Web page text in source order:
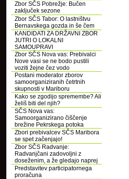
Zbor SČS Pobrežje: Bučen
zaključek sezone
Zbor SČS Tabor: O lastništvu
Bernavskega gozda in še čem
KANDIDATI ZA DRŽAVNI ZBOR
JUTRI O LOKALNI
SAMOUPRAVI
Zbor SČS Nova vas: Prebivalci
Nove vasi se ne bodo pustili
voziti žejne čez vodo
Postani moderator zborov
samoorganiziranih četrtnih
skupnosti v Mariboru
Kako se zgodijo spremembe? Ali
želiš biti del njih?
SČS Nova vas:
Samoorganizirano čiščenje
brežine Pekrskega potoka
Zbori prebivalcev SČS Maribora
se spet začenjajo!
Zbor SČS Radvanje:
Radvanjčani zadovoljni z
doseženim, a že gledajo naprej
Predstavitev participatornega
proračuna